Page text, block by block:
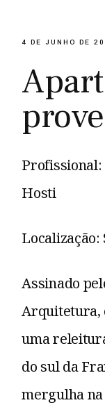
4 DE JUNHO DE
Profissional:
Hosti
Localização:
Assinado
uma
do sul da
mergulha